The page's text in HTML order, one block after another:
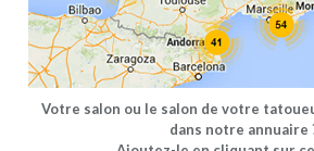
Votre salon ou le salon de votre
dans notre annuaire